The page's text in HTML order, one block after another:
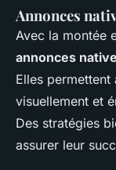
Annonces
Avec la montée
annonces
Elles
visuellement et
Des stratégies
assurer leur